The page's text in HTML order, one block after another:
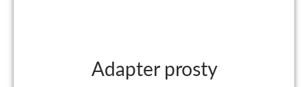
Adapter prosty